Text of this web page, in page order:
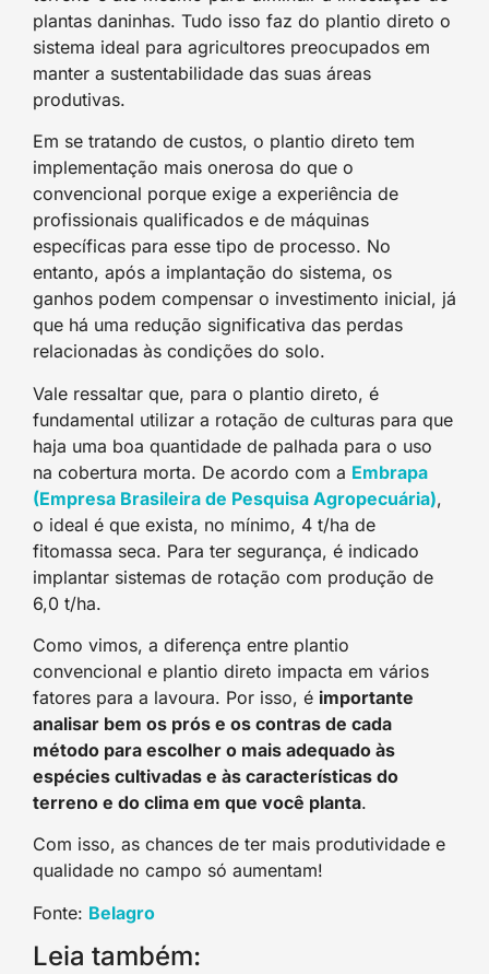
plantas daninhas. Tudo isso faz do plantio direto o
sistema ideal para agricultores preocupados em
manter a sustentabilidade das suas áreas
produtivas.
Em se tratando de custos, o plantio direto tem
implementação mais onerosa do que o
convencional porque exige a experiência de
profissionais qualificados e de máquinas
específicas para esse tipo de processo. No
entanto, após a implantação do sistema, os
ganhos podem compensar o investimento inicial, já
que há uma redução significativa das perdas
relacionadas às condições do solo.
Vale ressaltar que, para o plantio direto, é
fundamental utilizar a rotação de culturas para que
haja uma boa quantidade de palhada para o uso
na cobertura morta. De acordo com a Embrapa
(Empresa Brasileira de Pesquisa Agropecuária),
o ideal é que exista, no mínimo, 4 t/ha de
fitomassa seca. Para ter segurança, é indicado
implantar sistemas de rotação com produção de
6,0 t/ha.
Como vimos, a diferença entre plantio
convencional e plantio direto impacta em vários
fatores para a lavoura. Por isso, é importante
analisar bem os prós e os contras de cada
método para escolher o mais adequado às
espécies cultivadas e às características do
terreno e do clima em que você planta.
Com isso, as chances de ter mais produtividade e
qualidade no campo só aumentam!
Fonte: Belagro
Leia também: